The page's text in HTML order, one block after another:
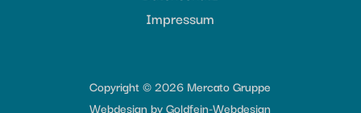
Impressum
Copyright © 2026 Mercato Gruppe
Webdesign byGoldfein-Webdesign